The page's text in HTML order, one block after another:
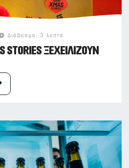
Διάβασμα: 3 λεπτά
ΞΕΧΕΙΛΙΖΟΥΝ